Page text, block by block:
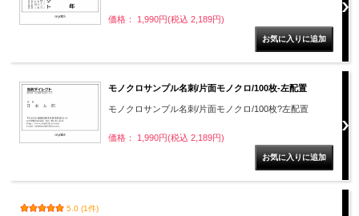
価格： 1,990円(税込 2,189円)
モノクロサンプル名刺/片面モノクロ/100枚-左配置
モノクロサンプル名刺/片面モノクロ/100枚?左配置
価格： 1,990円(税込 2,189円)
5.0 (1件)